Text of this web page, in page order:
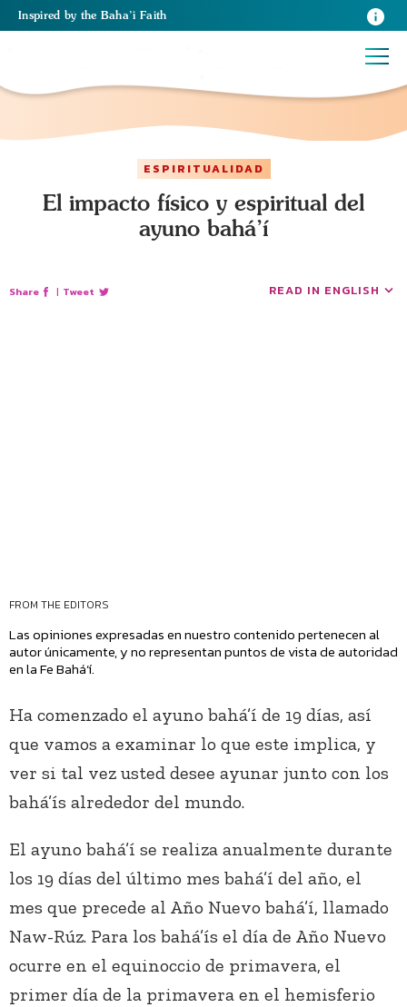
Inspired by the Baha’i Faith
ESPIRITUALIDAD
El impacto físico y espiritual del
ayuno bahá’í
Share | Tweet READ IN ENGLISH
FROM THE EDITORS
Las opiniones expresadas en nuestro contenido pertenecen al
autor únicamente, y no representan puntos de vista de autoridad
en la Fe Bahá’í.
Ha comenzado el ayuno bahá’í de 19 días, así
que vamos a examinar lo que este implica, y
ver si tal vez usted desee ayunar junto con los
bahá’ís alrededor del mundo.
El ayuno bahá’í se realiza anualmente durante
los 19 días del último mes bahá’í del año, el
mes que precede al Año Nuevo bahá’í, llamado
Naw-Rúz. Para los bahá’ís el día de Año Nuevo
ocurre en el equinoccio de primavera, el
primer día de la primavera en el hemisferio